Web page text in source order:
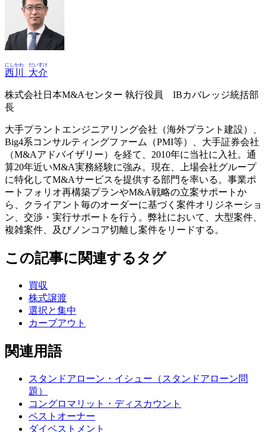
西川
にしかわ
大介
だいすけ
株式会社日本M&Aセンター 執行役員 IBカバレッジ統括部
長
大手プラントエンジニアリング会社（海外プラント建設）、
Big4系コンサルティングファーム（PMI等）、大手証券会社
（M&Aアドバイザリー）を経て、2010年に当社に入社。通
算20年近いM&A実務経験に強み。現在、上場会社グループ
に特化してM&Aサービスを提供する部門を率いる。事業ポ
ートフォリオ再構築プランやM&A戦略の立案サポートか
ら、クライアント毎のオーダーに基づく案件オリジネーショ
ン、交渉・実行サポートを行う。弊社において、大型案件、
複雑案件、及びノンコア切離し案件をリードする。
この記事に関連するタグ
買収
株式譲渡
選択と集中
カーブアウト
関連用語
スタンドアローン・イシュー（スタンドアローン問
題）
コングロマリット・ディスカウント
ベストオーナー
ダイベストメント